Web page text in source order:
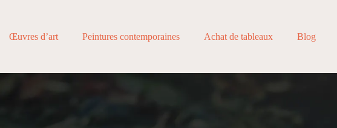
Œuvres d’art Peintures contemporaines Achat de tableaux Blog